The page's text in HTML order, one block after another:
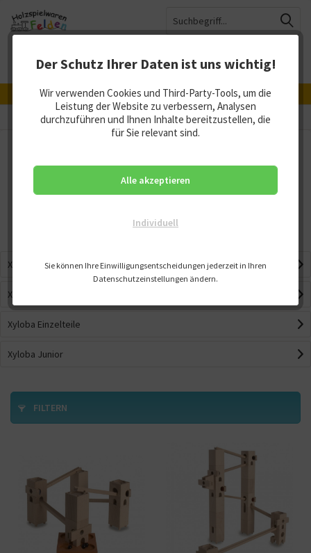
Hergestellt in Deutschland, Österreich und der Schweiz
Warenkorb
Merkzettel Mein Konto
MenüDer Schutz Ihrer Daten ist uns wichtig!
Wir verwenden Cookies und Third-Party-Tools, um die
Leistung der Website zu verbessern, Analysen
durchzuführen und Ihnen Inhalte bereitzustellen, die
für Sie relevant sind.
Individuell
Alle akzeptieren
Sie können Ihre Einwilligungsentscheidungen jederzeit in Ihren
Datenschutzeinstellungen ändern.
Xyloba Musikkugelbahn
Mit Xyloba ist es gelungen Klangplatten wie die eines Xylophons, in
eine Kugelbahn zu integrieren – mit 20 Tönen können wunderschöne
Xyloba Baukasten
Xyloba Melodienkästen
Xyloba Einzelteile
Xyloba Junior
FILTERN